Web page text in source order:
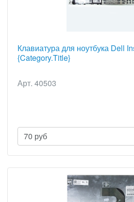
Клавиатура для ноутбука Dell
{Category.Title}
Арт. 40503
70 руб